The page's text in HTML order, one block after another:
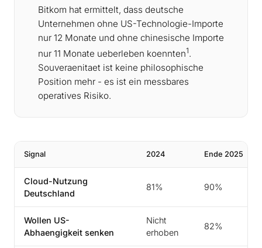
Bitkom hat ermittelt, dass deutsche
Unternehmen ohne US-Technologie-Importe
nur 12 Monate und ohne chinesische Importe
nur 11 Monate ueberleben koennten1.
Souveraenitaet ist keine philosophische
Position mehr - es ist ein messbares
operatives Risiko.
Signal 2024 Ende 2025
Cloud-Nutzung
Deutschland
81% 90%
Wollen US-
Abhaengigkeit senken
Nicht
erhoben
82%